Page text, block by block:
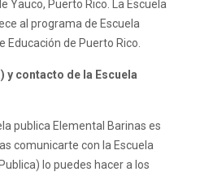
Yauco, Puerto Rico. La Escuela
al programa de Escuela
de Puerto Rico.
y contacto de la Escuela
publica Elemental Barinas es
comunicarte con la Escuela
lo puedes hacer a los